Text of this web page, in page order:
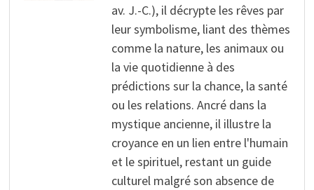
av. J.-C.), il décrypte les rêves par
leur symbolisme, liant des thèmes
comme la nature, les animaux ou
la vie quotidienne à des
prédictions sur la chance, la santé
ou les relations. Ancré dans la
mystique ancienne, il illustre la
croyance en un lien entre l'humain
et le spirituel, restant un guide
culturel malgré son absence de